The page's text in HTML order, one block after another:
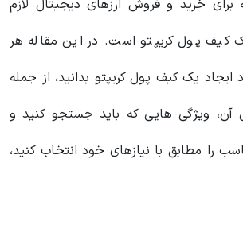
برای خرید و فروش ارزهای دیجیتال لازم
کیف پول کریپتو است. در این مقاله هر
ایجاد یک کیف پول کریپتو بدانید، از جمله
آن، ویژگی هایی که باید جستجو کنید و
را مطابق با نیازهای خود انتخاب کنید،